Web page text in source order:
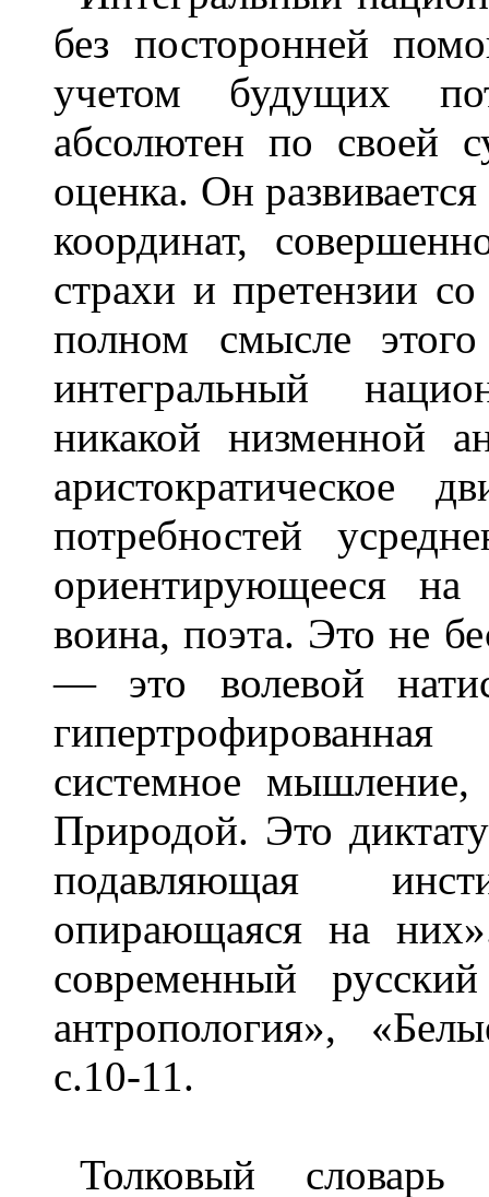
без посторонней
учетом будущих
абсолютен по своей
оценка. Он
координат,
страхи и претензии
полном смысле
интегральный
никакой низменной
аристократическое
потребностей
ориентирующееся на
воина, поэта. Это не
— это волевой
системное
Природой. Это
подавляющая
опирающаяся на
современный
антропология»,
с.10-11.
Толковый словарь